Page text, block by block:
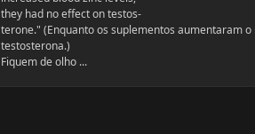
they had no effect on testos-
terone." (Enquanto os suplementos aumentaram
testosterona.)
Fiquem de olho ...